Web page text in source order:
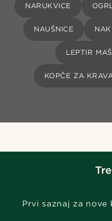
NARUKVICE
NAUŠNICE
LEPTIR
KOPČE ZA
Prvi saznaj za nove